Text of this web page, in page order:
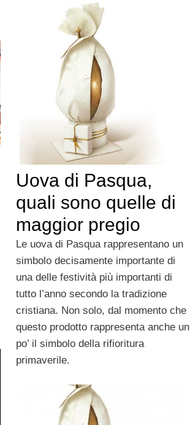
Uova di Pasqua,
quali sono quelle di
maggior pregio
Le uova di Pasqua rappresentano un
simbolo decisamente importante di
una delle festività più importanti di
tutto l’anno secondo la tradizione
cristiana. Non solo, dal momento che
questo prodotto rappresenta anche un
po’ il simbolo della rifioritura
primaverile.